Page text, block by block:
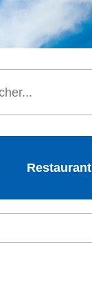
Restaurant